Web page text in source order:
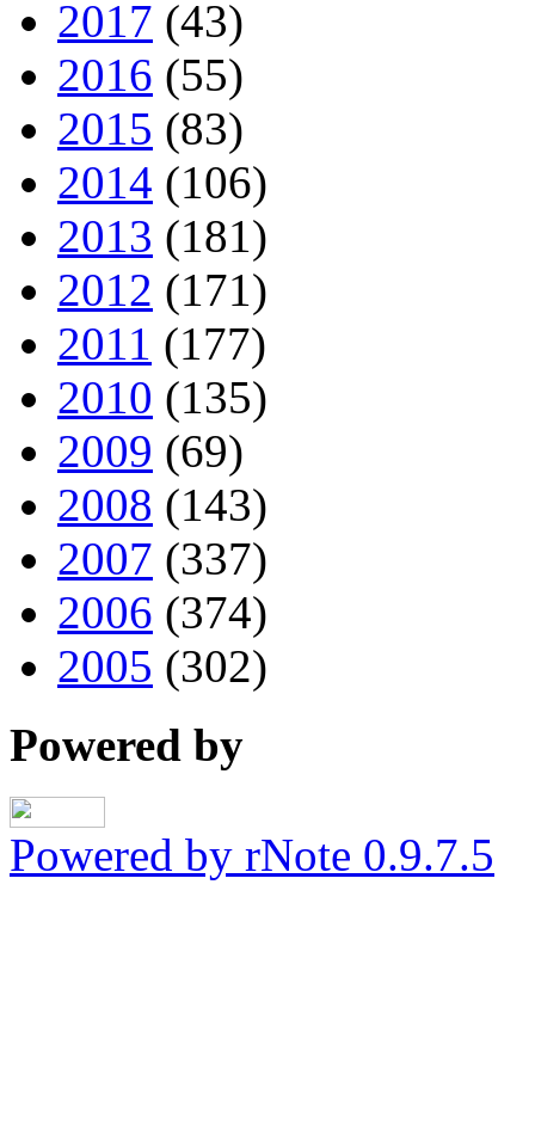
2017 (43)
2016 (55)
2015 (83)
2014 (106)
2013 (181)
2012 (171)
2011 (177)
2010 (135)
2009 (69)
2008 (143)
2007 (337)
2006 (374)
2005 (302)
Powered by
Powered by rNote 0.9.7.5